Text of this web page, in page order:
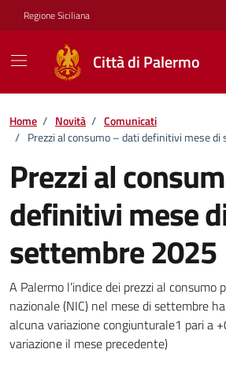
Vai ai contenuti
Vai al footer
Regione Siciliana
Città di Palermo
Home / Novità / Comunicati
/ Prezzi al consumo – dati definitivi mese
Prezzi al
definitivi mese
settembre 2025
Dettagli della
A Palermo l’indice dei prezzi al consumo
nazionale (NIC) nel mese di settembre
alcuna variazione congiunturale1 pari a
variazione il mese precedente)